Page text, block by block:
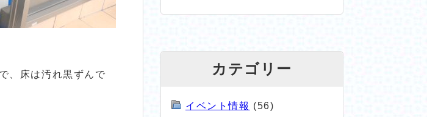
、床は汚れ黒ずんで
カテゴリー
イベント情報 (56)